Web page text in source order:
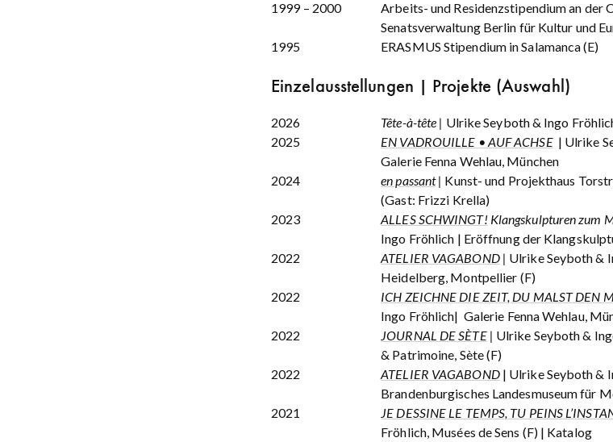
1999 – 2000
Arbeits- und Residenzstipendium an der
Senatsverwaltung Berlin für Kultur und
1995
ERASMUS Stipendium in Salamanca (E)
Einzelausstellungen | Projekte (Auswahl)
2026 Tête-à-tête | Ulrike Seyboth & Ingo
2025
EN VADROUILLE • AUF ACHSE| Ulrike
Galerie Fenna Wehlau, München
2024
en passant| Kunst- und Projekthaus
(Gast: Frizzi Krella)
2023
ALLES SCHWINGT! Klangskulpturen zum
Ingo Fröhlich | Eröffnung der
2022
ATELIER VAGABOND| Ulrike Seyboth &
Heidelberg, Montpellier (F)
2022
ICH ZEICHNE DIE ZEIT, DU MALST DEN
Ingo Fröhlich| Galerie Fenna Wehlau,
2022
JOURNAL DE SÈTE| Ulrike Seyboth &
& Patrimoine, Sète (F)
2022
ATELIER VAGABOND| Ulrike Seyboth &
Brandenburgisches Landesmuseum für
2021
JE DESSINE LE TEMPS, TU PEINS
Fröhlich, Musées de Sens (F) | Katalog